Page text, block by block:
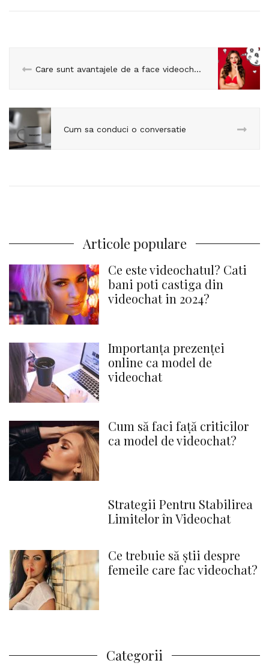
Care sunt avantajele de a face videochat?
Cum sa conduci o conversatie
Articole populare
Ce este videochatul? Cati
bani poti castiga din
videochat in 2024?
Importanța prezenței
online ca model de
videochat
Cum să faci față criticilor
ca model de videochat?
Strategii Pentru Stabilirea
Limitelor în Videochat
Ce trebuie să știi despre
femeile care fac videochat?
Categorii